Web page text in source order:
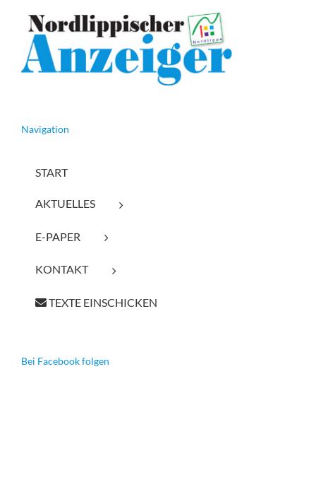
Navigation
START
AKTUELLES
E-PAPER
KONTAKT
TEXTE EINSCHICKEN
Bei Facebook folgen